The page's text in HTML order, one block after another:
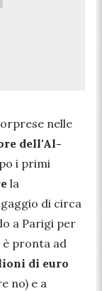
nelle
dell'Al-
i primi
la
di circa
a Parigi per
pronta ad
di euro
no) e a